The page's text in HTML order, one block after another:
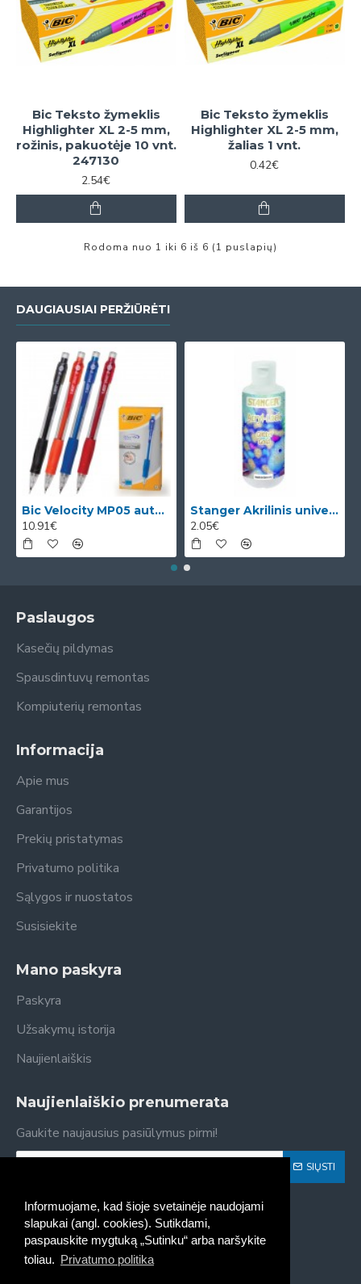
Informuojame, kad šioje svetainėje naudojami
slapukai (angl. cookies). Sutikdami,
paspauskite mygtuką „Sutinku“ arba naršykite
toliau. Privatumo politika
Bic Teksto žymeklis
Highlighter XL 2-5 mm,
rožinis, pakuotėje 10 vnt.
247130
2.54€
Bic Teksto žymeklis
Highlighter XL 2-5 mm,
žalias 1 vnt.
0.42€
Rodoma nuo 1 iki 6 iš 6 (1 puslapių)
DAUGIAUSIAI PERŽIŪRĖTI
Bic Velocity MP05 automatinis pieštukas su 3 x 0.5mm HB grafitais (dėžutėje 12vnt. skirtingomis korp
10.91€
Stanger Akrilinis universalus lakas, žvilgančio aukso efektas, 82 ml, 1 vnt KI12780A
2.05€
Paslaugos
Kasečių pildymas
Spausdintuvų remontas
Kompiuterių remontas
Informacija
Apie mus
Garantijos
Prekių pristatymas
Privatumo politika
Sąlygos ir nuostatos
Susisiekite
Mano paskyra
Paskyra
Užsakymų istorija
Naujienlaiškis
Naujienlaiškio prenumerata
Gaukite naujausius pasiūlymus pirmi!
SIŲSTI
Susipažinau ir sutinku su Privatumo politika